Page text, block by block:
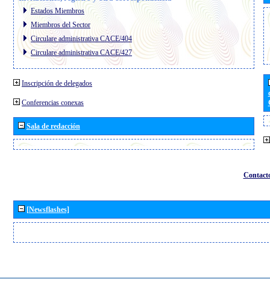
Estados Miembros
Miembros del Sector
Circulare administrativa CACE/404
Circulare administrativa CACE/427
Inscripción de delegados
Conferencias conexas
Sala de redacción
[Newsflashes]